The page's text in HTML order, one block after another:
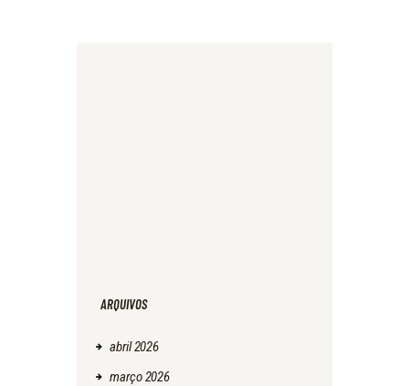
ARQUIVOS
abril2026
março2026